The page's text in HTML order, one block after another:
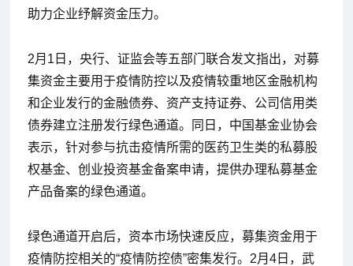
助力企业纾解资金压力。
2月1日，央行、证监会等五部门联合发文指出，对募
集资金主要用于疫情防控以及疫情较重地区金融机构
和企业发行的金融债券、资产支持证券、公司信用类
债券建立注册发行绿色通道。同日，中国基金业协会
表示，针对参与抗击疫情所需的医药卫生类的私募股
权基金、创业投资基金备案申请，提供办理私募基金
产品备案的绿色通道。
绿色通道开启后，资本市场快速反应，募集资金用于
疫情防控相关的“疫情防控债”密集发行。2月4日，武